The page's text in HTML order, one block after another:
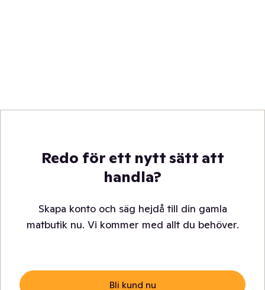
Redo för ett nytt sätt att
handla?
Skapa konto och säg hejdå till din gamla
matbutik nu. Vi kommer med allt du behöver.
Bli kund nu